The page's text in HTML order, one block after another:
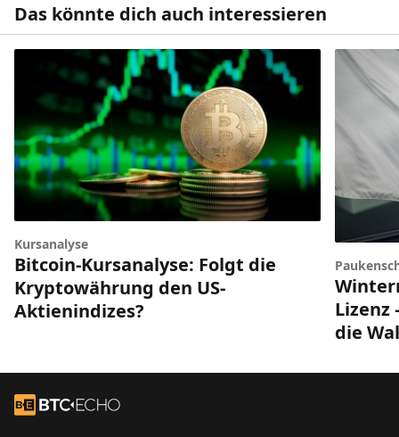
Das könnte dich auch interessieren
Kursanalyse
Bitcoin-Kursanalyse: Folgt die
Kryptowährung den US-
Aktienindizes?
Lizenz
die
Zur Startseite